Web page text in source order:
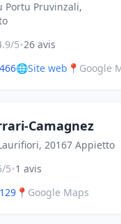
Portu Pruvinzali,
5•26 avis
🌐Site web 📍 Google
Camagnez
20167 Appietto
5•1 avis
📍 Google Maps